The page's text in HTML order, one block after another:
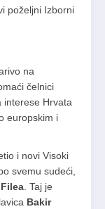
poželjni Izborni
na
čelnici
interese Hrvata
europskim i
i novi Visoki
svemu sudeći,
. Taj je
Bakir